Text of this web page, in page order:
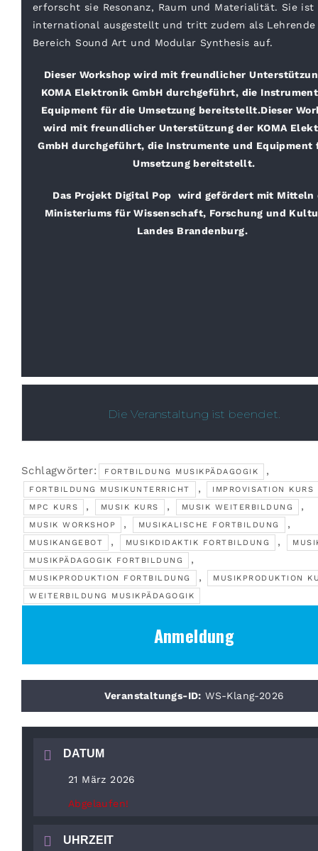
erforscht sie Resonanz, Raum und Materialität. Sie ist
international ausgestellt und tritt zudem als Lehrende
Bereich Sound Art und Modular Synthesis auf.
Dieser Workshop wird mit freundlicher
KOMA Elektronik GmbH durchgeführt, die
Equipment für die Umsetzung bereitstellt.Dieser
wird mit freundlicher Unterstützung der KOMA
GmbH durchgeführt, die Instrumente und Equipment
Umsetzung bereitstellt.
Das Projekt Digital Pop
wird gefördert mit Mitteln
Ministeriums für Wissenschaft, Forschung und
Landes Brandenburg.
Die Veranstaltung ist beendet.
Schlagwörter: FORTBILDUNG MUSIKPÄDAGOGIK ,
FORTBILDUNG MUSIKUNTERRICHT ,
IMPROVISATION KURS
MPC KURS
, MUSIK KURS , MUSIK WEITERBILDUNG ,
MUSIK WORKSHOP , MUSIKALISCHE FORTBILDUNG ,
MUSIKANGEBOT , MUSIKDIDAKTIK FORTBILDUNG ,
MUSIKPÄDAGOGIK FORTBILDUNG
,
MUSIKPRODUKTION FORTBILDUNG ,
MUSIKPRODUKTION
WEITERBILDUNG MUSIKPÄDAGOGIK
Anmeldung
Veranstaltungs-ID: WS-Klang-2026
DATUM
21 März 2026
Abgelaufen!
UHRZEIT